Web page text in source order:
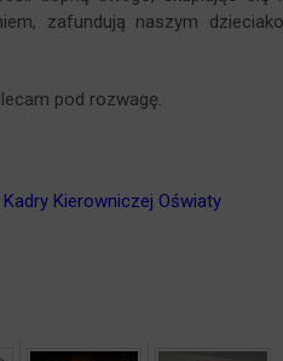
zafundują naszym
pod rozwagę.
Kierowniczej Oświaty